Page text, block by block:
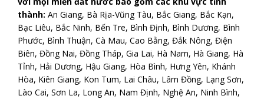
thành: An Giang, Bà Rịa-Vũng Tàu, Bắc Giang, Bắc Kạn,
Bạc Liêu, Bắc Ninh, Bến Tre, Bình Định, Bình Dương, Bình
Phước, Bình Thuận, Cà Mau, Cao Bằng, Đắk Nông, Điện
Biên, Đồng Nai, Đồng Tháp, Gia Lai, Hà Nam, Hà Giang, Hà
Tỉnh, Hải Dương, Hậu Giang, Hòa Bình, Hưng Yên, Khánh
Hòa, Kiên Giang, Kon Tum, Lai Châu, Lâm Đồng, Lạng Sơn,
Lào Cai, Sơn La, Long An, Nam Định, Nghệ An, Ninh Bình,